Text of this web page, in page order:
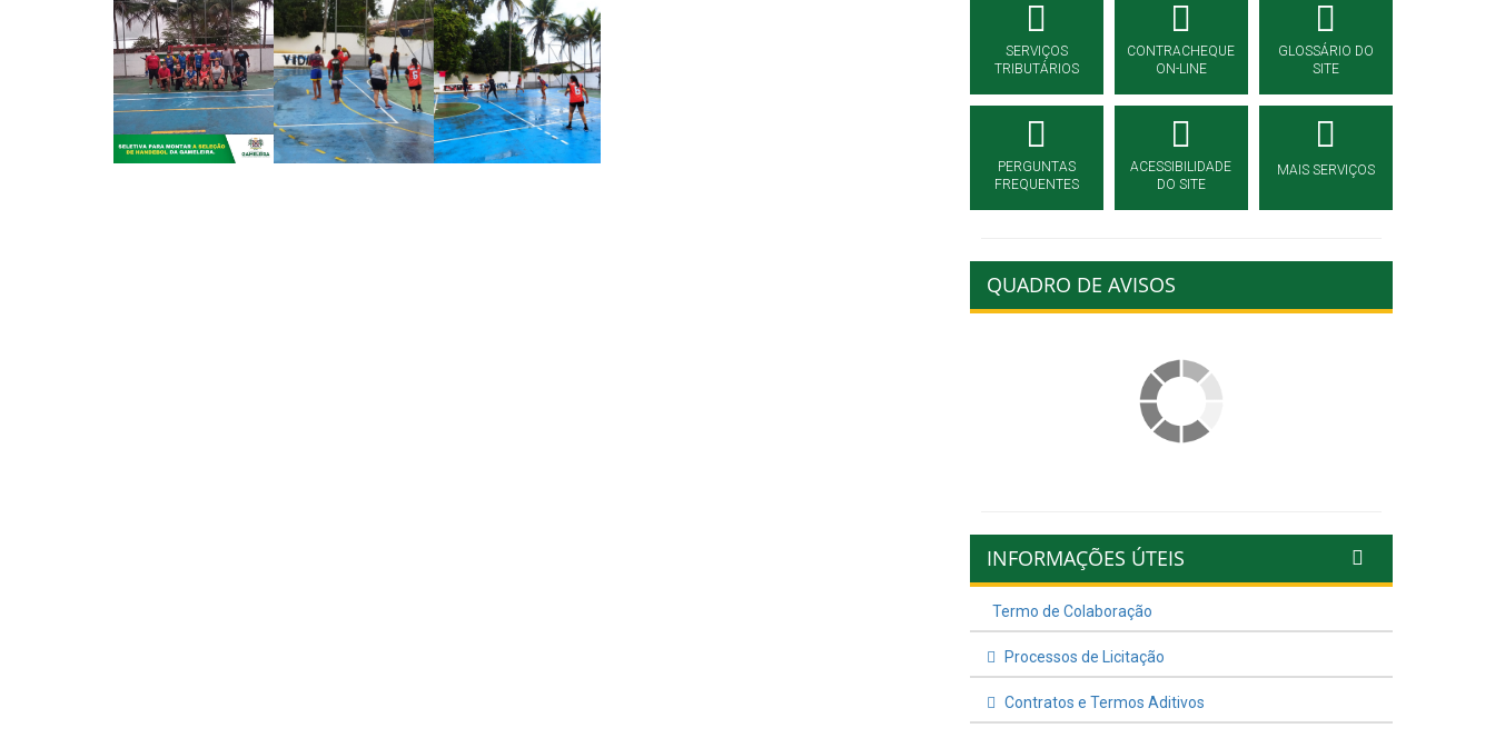
SERVIÇOS
TRIBUTÁRIOS
CONTRACHEQUE
ON-LINE
GLOSSÁRIO DO
SITE
PERGUNTAS
FREQUENTES
ACESSIBILIDADE
DO SITE
MAIS SERVIÇOS
QUADRO DE AVISOS
INFORMAÇÕES ÚTEIS
Termo de Colaboração
Processos de Licitação
Contratos e Termos Aditivos